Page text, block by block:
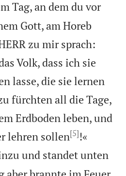
Tag, an dem du vor
Gott, am Horeb
zu mir sprach:
Volk, dass ich sie
lasse, die sie lernen
fürchten all die Tage,
Erdboden leben, und
lehren sollen[5]!«
und standet unten